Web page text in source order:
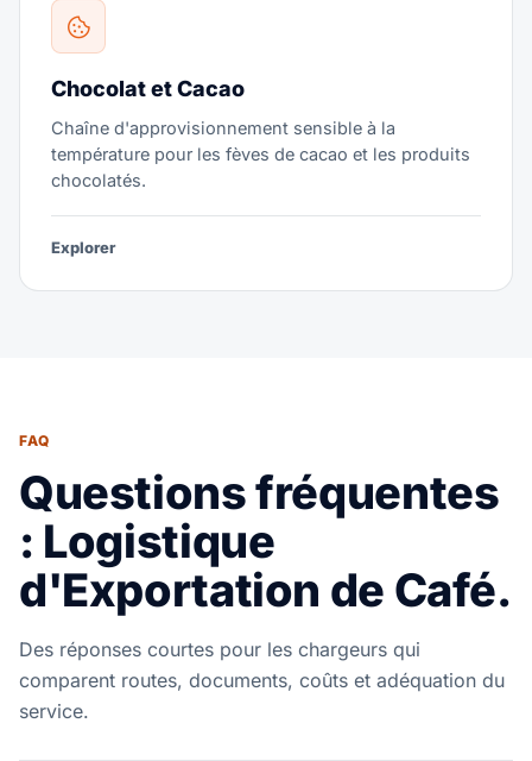
Chocolat et Cacao
Chaîne d'approvisionnement sensible à la
température pour les fèves de cacao et les produits
chocolatés.
Explorer
FAQ
Questions fréquentes
: Logistique
d'Exportation de Café.
Des réponses courtes pour les chargeurs qui
comparent routes, documents, coûts et adéquation du
service.